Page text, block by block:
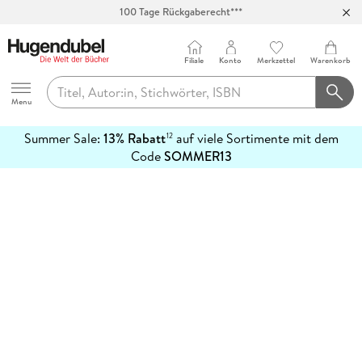
100 Tage Rückgaberecht***
Hugendubel
Menu
Filiale Konto Merkzettel Warenkorb
Summer Sale: 13% Rabatt12auf viele Sortimente mit dem
CodeSOMMER13
erfahren